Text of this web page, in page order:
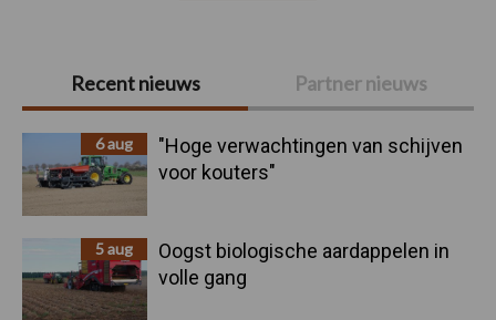
Primaire
Sidebar
Recent nieuws Partner nieuws
6 aug
"Hoge verwachtingen van schijven
voor kouters"
5 aug
Oogst biologische aardappelen in
volle gang